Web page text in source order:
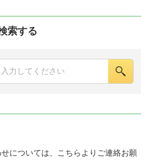
索する
については、こちらよりご連絡お願